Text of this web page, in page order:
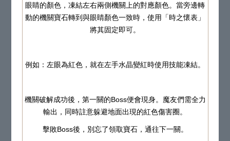
眼睛的顏色，凍結左右兩側機關上的對應顏色。當旁邊轉
動的機關寶石轉到與眼睛顏色一致時，使用「時之懷表」
將其固定即可。
例如：左眼為紅色，就在左手水晶變紅時使用技能凍結。
機關破解成功後，第一關的Boss便會現身。魔友們需全力
輸出，同時註意躲避地面出現的紅色傷害圈。
擊敗Boss後，別忘了領取寶石，通往下一關。